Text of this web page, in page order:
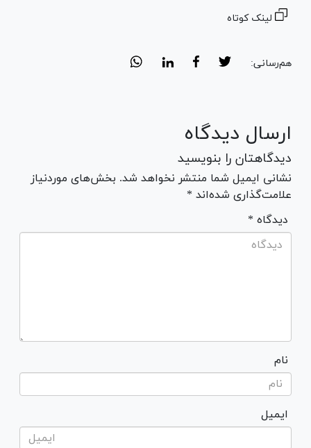
لینک کوتاه
هم‌رسانی:
ارسال دیدگاه
دیدگاهتان را بنویسید
نشانی ایمیل شما منتشر نخواهد شد. بخش‌های موردنیاز
علامت‌گذاری شده‌اند *
* دیدگاه
نام
ایمیل